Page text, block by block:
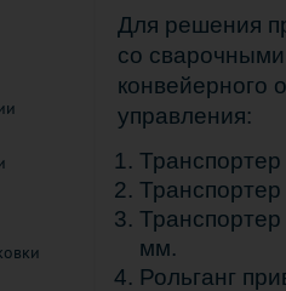
Для решения
со сварочными
конвейерного
управления:
мм.
Рольганг